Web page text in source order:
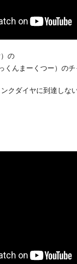
の
んまーくつー）のチ
クダイヤに到達しな